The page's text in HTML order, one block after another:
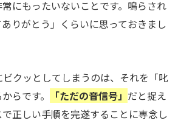
にもったいないことです。鳴らされ
りがとう」くらいに思っておきまし
クッとしてしまうのは、それを「叱
らです。
「ただの音信号」 だと捉え
正しい手順を完遂することに専念し